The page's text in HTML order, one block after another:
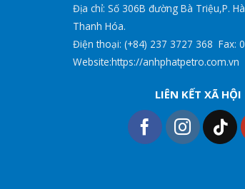
Địa chỉ: Số 306B đường Bà Triệu,P.
Thanh Hóa.
Điện thoại: (+84) 237 3727 368 Fax:
Website:https://anhphatpetro.com.vn
LIÊN KẾT XÃ HỘI